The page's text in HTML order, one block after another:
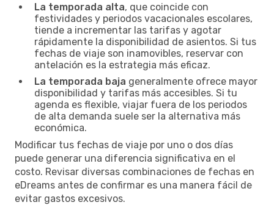
La temporada alta, que coincide con
festividades y periodos vacacionales escolares,
tiende a incrementar las tarifas y agotar
rápidamente la disponibilidad de asientos. Si tus
fechas de viaje son inamovibles, reservar con
antelación es la estrategia más eficaz.
La temporada baja generalmente ofrece mayor
disponibilidad y tarifas más accesibles. Si tu
agenda es flexible, viajar fuera de los periodos
de alta demanda suele ser la alternativa más
económica.
Modificar tus fechas de viaje por uno o dos días
puede generar una diferencia significativa en el
costo. Revisar diversas combinaciones de fechas en
eDreams antes de confirmar es una manera fácil de
evitar gastos excesivos.